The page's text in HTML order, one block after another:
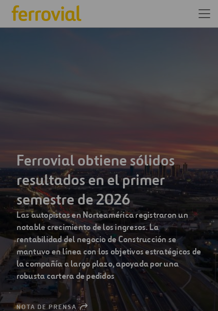
Somos una de las
principales compañías
globales de infraestructuras